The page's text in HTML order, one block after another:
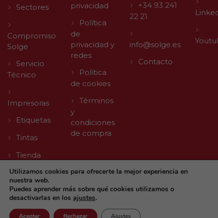
Sectores
Compromiso
Solge
Servicio
Técnico
Impresoras
Etiquetas
Tintas
Tienda
privacidad
Política
de
privacidad y
redes
Política
de cookies
Términos
y
condiciones
de compra
+34 93 241
22 21
info@solge.es
Contacto
© 2026 Solge | Made with byAgencia Digital TLL
Utilizamos cookies para ofrecerte la mejor experiencia en
nuestra web.
Puedes aprender más sobre qué cookies utilizamos o
desactivarlas en los ajustes.
Aceptar Rechazar Ajustes